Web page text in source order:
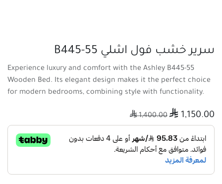
سرير خشب فول اشلي B445-55
Experience luxury and comfort with the Ashley B445-55
Wooden Bed. Its elegant design makes it the perfect choice
for modern bedrooms, combining style with functionality.
1,150.00
1,400.00
